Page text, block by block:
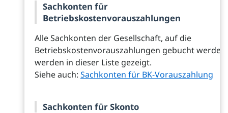
Sachkonten für
Betriebskostenvorauszahlungen
Alle Sachkonten der Gesellschaft, auf die
Betriebskostenvorauszahlungen gebucht werden,
werden in dieser Liste gezeigt.
Siehe auch: Sachkonten für BK-Vorauszahlung
Sachkonten für Skonto